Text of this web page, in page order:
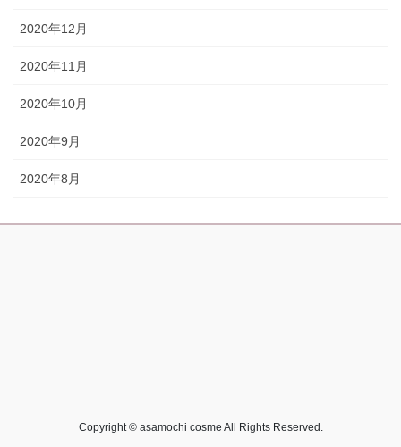
2020年12月
2020年11月
2020年10月
2020年9月
2020年8月
Copyright © asamochi cosme All Rights Reserved.